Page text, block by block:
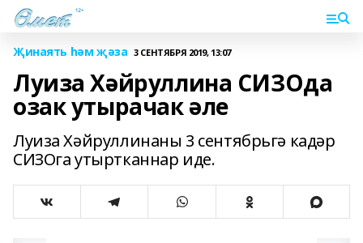
Җинаять һәм җәза 3 СЕНТЯБРЯ 2019, 13:07
Луиза Хәйруллина СИЗОда
озак утырачак әле
Луиза Хәйруллинаны 3 сентябрьгә кадәр
СИЗОга утыртканнар иде.